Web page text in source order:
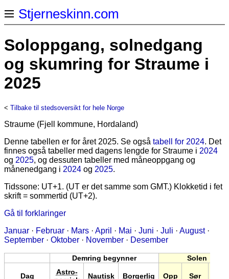
Stjerneskinn.com
Soloppgang, solnedgang
og skumring for Straume i
2025
< Tilbake til stedsoversikt for hele Norge
Straume (Fjell kommune, Hordaland)
Denne tabellen er for året 2025. Se også tabell for 2024. Det
finnes også tabeller med dagens lengde for Straume i 2024
og 2025, og dessuten tabeller med måneoppgang og
månenedgang i 2024 og 2025.
Tidssone: UT+1. (UT er det samme som GMT.) Klokketid i fet
skrift = sommertid (UT+2).
Gå til forklaringer
Januar · Februar · Mars · April · Mai · Juni · Juli · August·
September · Oktober · November · Desember
Demring begynner Solen
Dag
Astro-
Nautisk Borgerlig Opp Sør